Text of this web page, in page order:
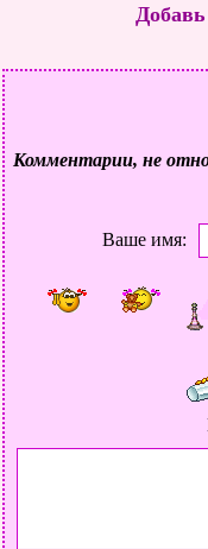
Комментарии, не
Ваше имя: